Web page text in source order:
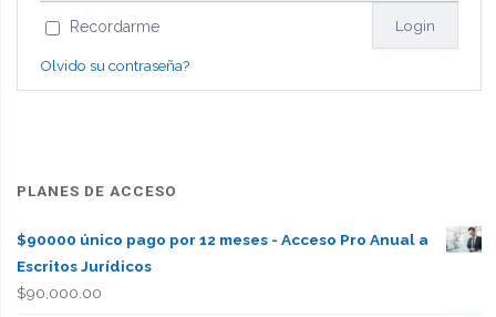
Recordarme
Olvido su contraseña?
PLANES DE ACCESO
$90000 único pago por 12 meses - Acceso Pro Anual a
Escritos Jurídicos
$90,000.00